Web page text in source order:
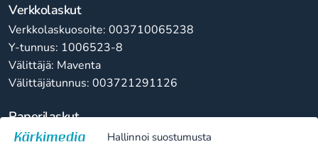
Hallinnoi suostumusta
Verkkolaskut
Verkkolaskuosoite: 003710065238
Y-tunnus: 1006523-8
Välittäjä: Maventa
Välittäjätunnus: 003721291126
Paperilaskut
Kärkimedia Oy